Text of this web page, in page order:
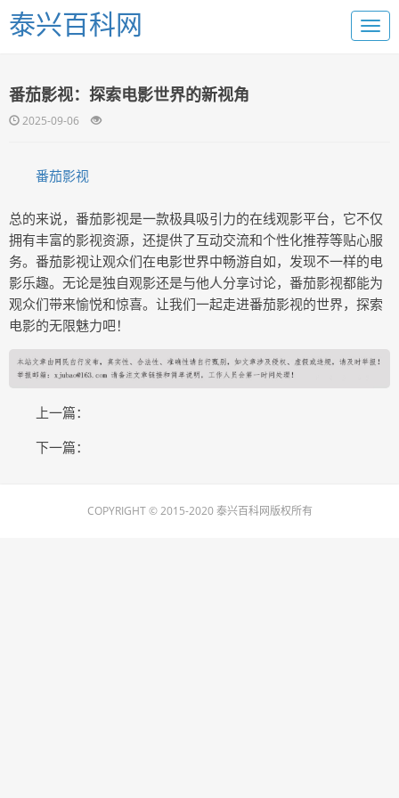
泰兴百科网
番茄影视：探索电影世界的新视角
2025-09-06
番茄影视
总的来说，番茄影视是一款极具吸引力的在线观影平台，它不仅
拥有丰富的影视资源，还提供了互动交流和个性化推荐等贴心服
务。番茄影视让观众们在电影世界中畅游自如，发现不一样的电
影乐趣。无论是独自观影还是与他人分享讨论，番茄影视都能为
观众们带来愉悦和惊喜。让我们一起走进番茄影视的世界，探索
电影的无限魅力吧！
上一篇：
下一篇：
COPYRIGHT © 2015-2020 泰兴百科网版权所有